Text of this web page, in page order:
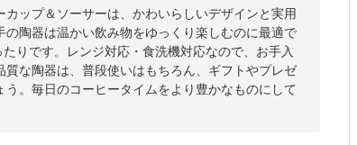
ップ＆ソーサーは、かわいらしいデザインと実用
陶器は温かい飲み物をゆっくり楽しむのに最適で
りです。レンジ対応・食洗機対応なので、お手入
な陶器は、普段使いはもちろん、ギフトやプレゼ
。毎日のコーヒータイムをより豊かなものにして